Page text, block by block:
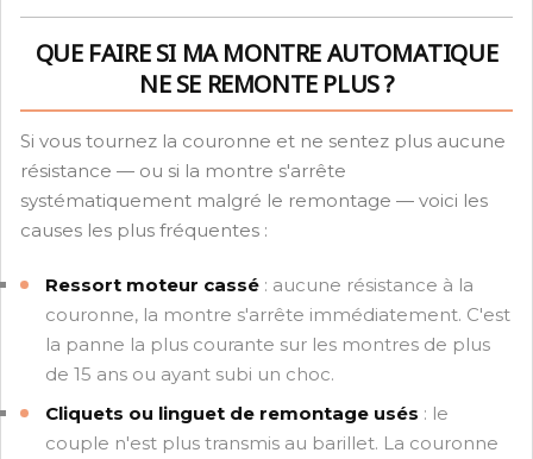
QUE FAIRE SI MA MONTRE AUTOMATIQUE
NE SE REMONTE PLUS ?
Si vous tournez la couronne et ne sentez plus aucune
résistance — ou si la montre s'arrête
systématiquement malgré le remontage — voici les
causes les plus fréquentes :
Ressort moteur cassé : aucune résistance à la
couronne, la montre s'arrête immédiatement. C'est
la panne la plus courante sur les montres de plus
de 15 ans ou ayant subi un choc.
Cliquets ou linguet de remontage usés : le
couple n'est plus transmis au barillet. La couronne